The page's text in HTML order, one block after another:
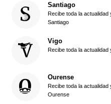
Santiago
Recibe toda la
Santiago
Vigo
Recibe toda la actualidad
Ourense
Recibe toda la
Ourense